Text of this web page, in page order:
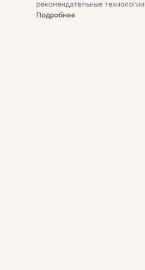
рекомендательные технологии
Подробнее